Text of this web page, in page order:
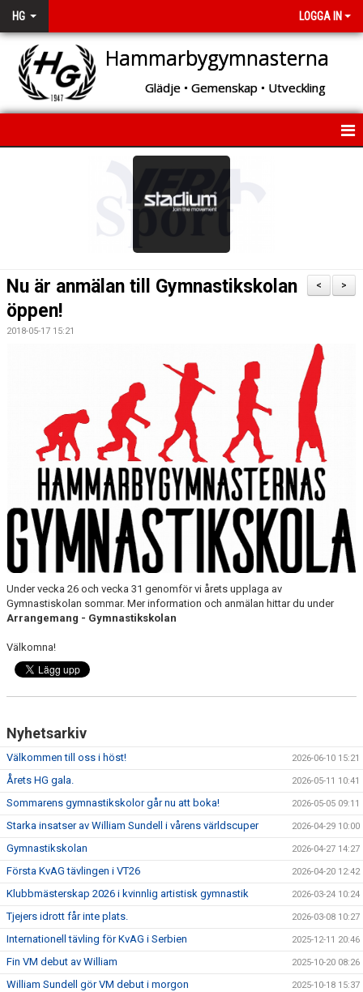
HG LOGGA IN
Hammarbygymnasterna
Glädje • Gemenskap • Utveckling
GYMNASTIKSKOLAN
VISSELBLÅSAREN
>
<
Nu är anmälan till Gymnastikskolan
öppen!
2018-05-17 15:21
Under vecka 26 och vecka 31 genomför vi årets upplaga av
Gymnastiskolan sommar. Mer information och anmälan hittar du under
Arrangemang - Gymnastikskolan
Välkomna!
Nyhetsarkiv
Välkommen till oss i höst! 2026-06-10 15:21
Årets HG gala. 2026-05-11 10:41
Sommarens gymnastikskolor går nu att boka! 2026-05-05 09:11
Starka insatser av William Sundell i vårens världscuper 2026-04-29 10:00
Gymnastikskolan 2026-04-27 14:27
Första KvAG tävlingen i VT26 2026-04-20 12:42
Klubbmästerskap 2026 i kvinnlig artistisk gymnastik 2026-03-24 10:24
Tjejers idrott får inte plats. 2026-03-08 10:27
Internationell tävling för KvAG i Serbien 2025-12-11 20:46
Fin VM debut av William 2025-10-20 08:26
William Sundell gör VM debut i morgon 2025-10-18 15:37